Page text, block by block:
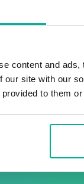
content and
our site with our
to them
moms. Våra